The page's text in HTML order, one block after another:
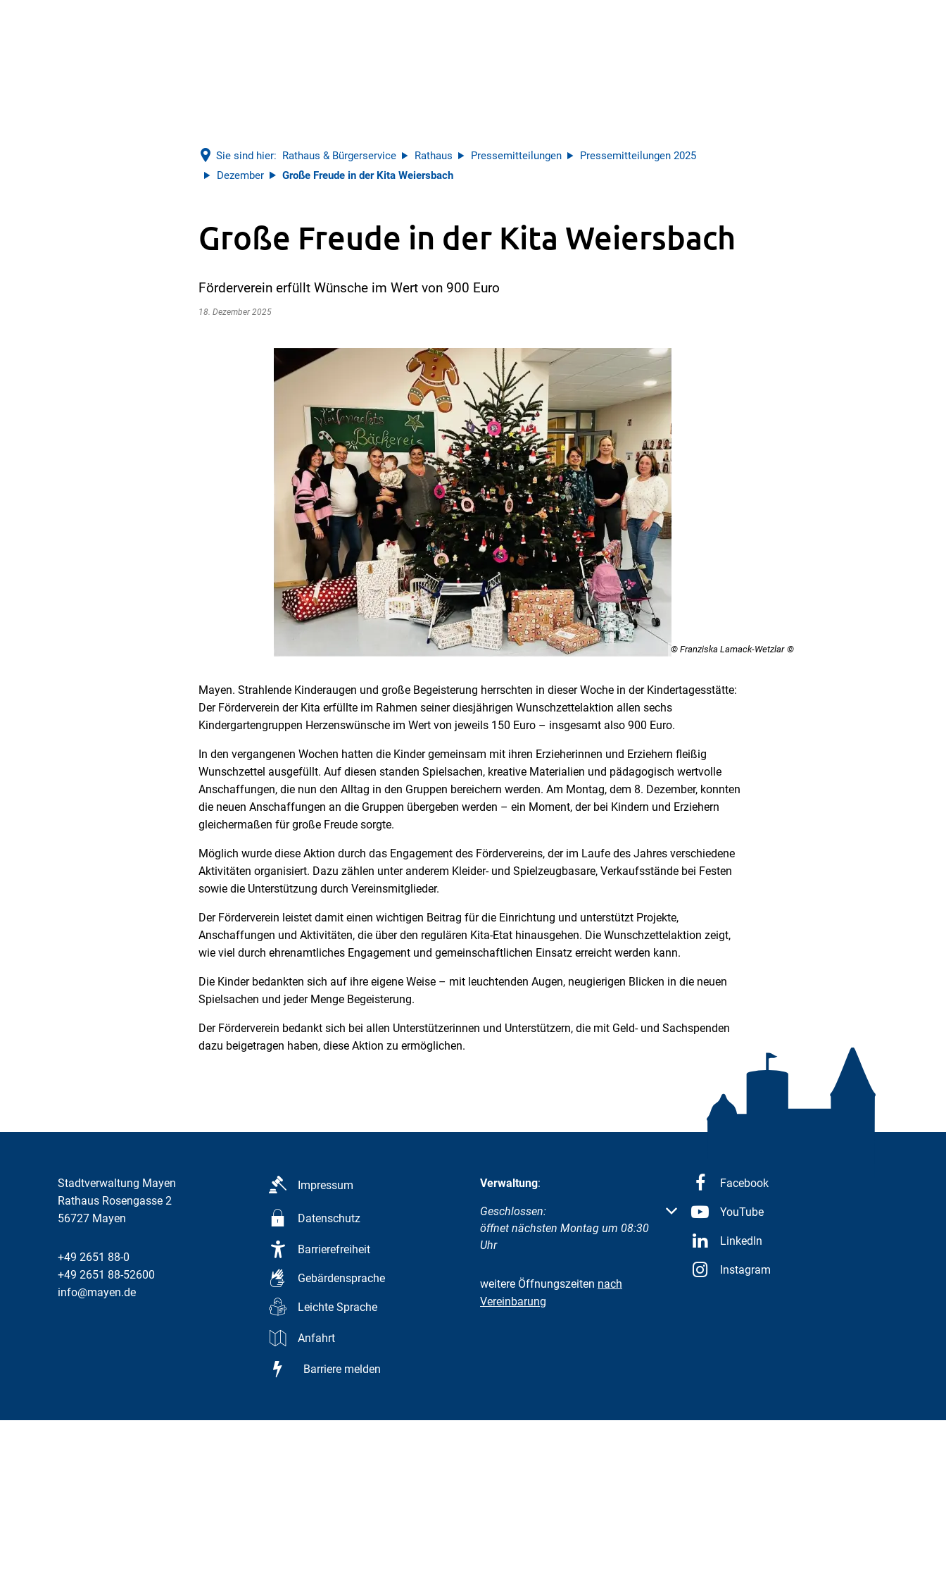
Sie sind hier: Rathaus & Bürgerservice Rathaus Pressemitteilungen
Pressemitteilungen 2025
Dezember
Große Freude in der Kita Weiersbach
Große Freude in der Kita Weiersbach
Förderverein erfüllt Wünsche im Wert von 900 Euro
18. Dezember 2025
© Franziska Lamack-Wetzlar
Mayen. Strahlende Kinderaugen und große Begeisterung herrschten in dieser Woche in der Kindertagesstätte:
Der Förderverein der Kita erfüllte im Rahmen seiner diesjährigen Wunschzettelaktion allen sechs
Kindergartengruppen Herzenswünsche im Wert von jeweils 150 Euro – insgesamt also 900 Euro.
In den vergangenen Wochen hatten die Kinder gemeinsam mit ihren Erzieherinnen und Erziehern fleißig
Wunschzettel ausgefüllt. Auf diesen standen Spielsachen, kreative Materialien und pädagogisch wertvolle
Anschaffungen, die nun den Alltag in den Gruppen bereichern werden. Am Montag, dem 8. Dezember, konnten
die neuen Anschaffungen an die Gruppen übergeben werden – ein Moment, der bei Kindern und Erziehern
gleichermaßen für große Freude sorgte.
Möglich wurde diese Aktion durch das Engagement des Fördervereins, der im Laufe des Jahres verschiedene
Aktivitäten organisiert. Dazu zählen unter anderem Kleider- und Spielzeugbasare, Verkaufsstände bei Festen
sowie die Unterstützung durch Vereinsmitglieder.
Der Förderverein leistet damit einen wichtigen Beitrag für die Einrichtung und unterstützt Projekte,
Anschaffungen und Aktivitäten, die über den regulären Kita-Etat hinausgehen. Die Wunschzettelaktion zeigt,
wie viel durch ehrenamtliches Engagement und gemeinschaftlichen Einsatz erreicht werden kann.
Die Kinder bedankten sich auf ihre eigene Weise – mit leuchtenden Augen, neugierigen Blicken in die neuen
Spielsachen und jeder Menge Begeisterung.
Der Förderverein bedankt sich bei allen Unterstützerinnen und Unterstützern, die mit Geld- und Sachspenden
dazu beigetragen haben, diese Aktion zu ermöglichen.
Stadtverwaltung Mayen
Rathaus Rosengasse 2
56727 Mayen
+49 2651 88-0
+49 2651 88-52600
info@mayen.de
Impressum
Datenschutz
Barrierefreiheit
Gebärdensprache
Leichte Sprache
Anfahrt
Barriere melden
Verwaltung:
Klicken, um weitere Öffnungs- oder Schließzeiten auszublenden
Geschlossen:
öffnet nächsten Montag um 08:30
Uhr
weitere Öffnungszeiten nach
Vereinbarung
Facebook
YouTube
LinkedIn
Instagram